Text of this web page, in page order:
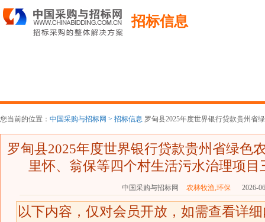
招标信息
您当前的位置： 中国采购与招标网 > 招标信息 罗甸县2025年度世界银行贷款贵州省
罗甸县2025年度世界银行贷款贵州省绿色
里怀、翁保等四个村生活污水治理项
中国采购与招标网 农林牧渔,环保 2026-
以下内容，仅对会员开放，如需查看详